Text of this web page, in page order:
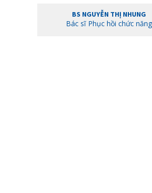
BS NGUYỄN THỊ NHUNG
Bác sĩ Phục hồi chức năng